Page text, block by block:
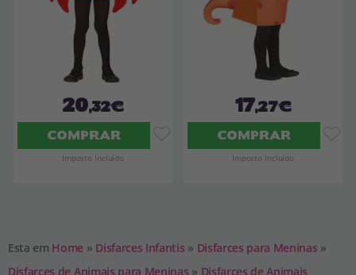
20,32€
COMPRAR
Imposto Incluído
17,27€
COMPRAR
Imposto Incluído
Esta em Home » Disfarces Infantis » Disfarces para Meninas »
Disfarces de Animais para Meninas » Disfarces de Animais